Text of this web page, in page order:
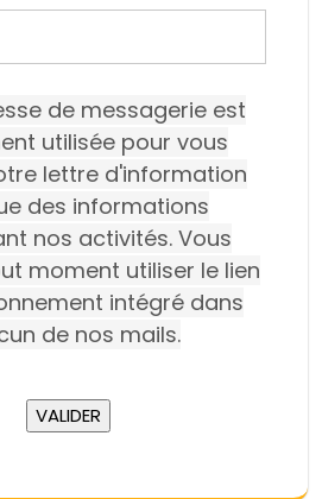
de messagerie est
utilisée pour vous
lettre d'information
des informations
nos activités. Vous
moment utiliser le lien
intégré dans
de nos mails.